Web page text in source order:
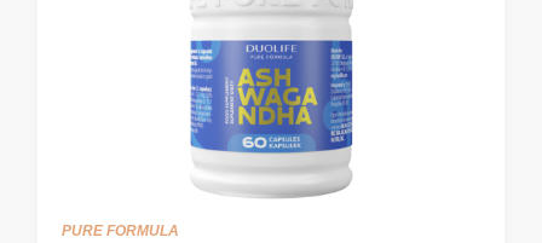
PURE FORMULA